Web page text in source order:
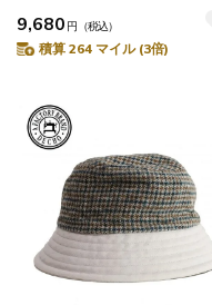
9,680 円 （税込）
積算 264 マイル (3倍)